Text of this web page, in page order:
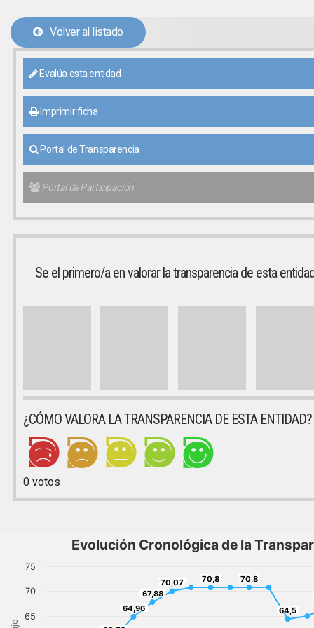
Volver al listado
Evalúa esta entidad
Imprimir ficha
Portal de Transparencia
Portal de Participación
Se el primero/a en valorar la transparencia de esta
¿CÓMO VALORA LA TRANSPARENCIA DE ESTA ENTIDAD?
0votos
Evolución Cronológica de la
64,96
64,96
67,88
67,88
70,07
70,07 70,8
70,8 70,8
70,8
64,5
64,5
65
70
75